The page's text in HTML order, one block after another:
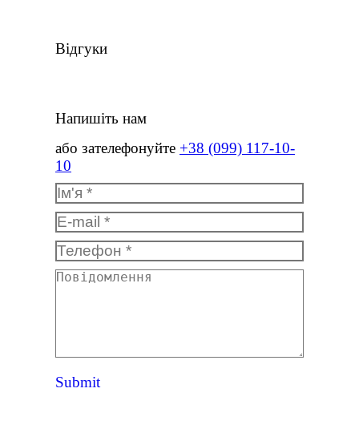
Відгуки
Напишіть нам
або зателефонуйте +38 (099) 117-10-
10
Ім'я *
E-mail *
Телефон *
Повідомлення
Submit